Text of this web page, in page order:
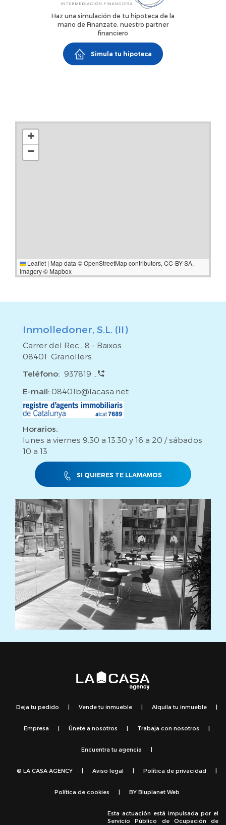
Haz una simulación de tu hipoteca de la
mano de Finanzate, nuestro partner
financiero
Simula tu hipoteca
+
−
Leaflet | Map data ©OpenStreetMapcontributors, CC-BY-SA,
Imagery © Mapbox
Inmolledoner, S.L. (II)
Carrer del Rec , 8 - Baixos
08401 Granollers
Teléfono: 937819 ...
E-mail: 08401b@lacasa.net
Horarios:
lunes a viernes 9.30 a 13.30 y 16 a 20 / sábados
10 a 13
SI QUIERES TE LLAMAMOS
Deja tu pedido | Vende tu inmueble | Alquila tu inmueble |
Empresa | Únete a nosotros | Trabaja con nosotros |
Encuentra tu agencia |
© LA CASA AGENCY | Aviso legal | Política de privacidad |
Política de cookies | BY Bluplanet Web
Esta actuación está impulsada por el
Servicio Público de Ocupación de